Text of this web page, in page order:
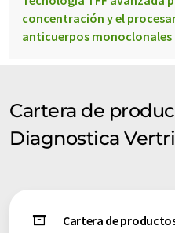
concentración y el
anticuerpos monoclonales
Cartera de
Diagnostica
Cartera de